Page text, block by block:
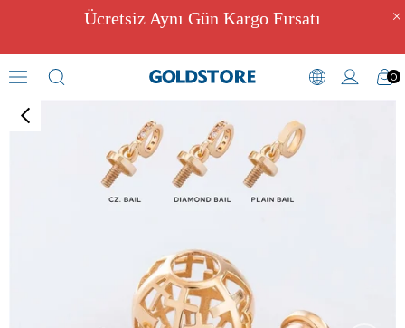
Ücretsiz Aynı Gün Kargo Fırsatı
0
Kül Hazneli Takılar